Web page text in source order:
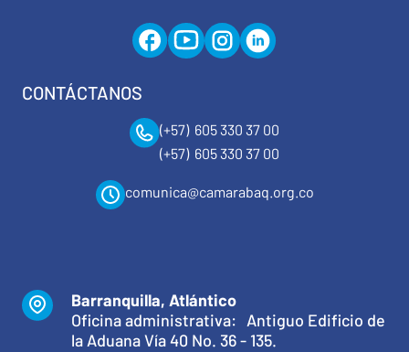
CONTÁCTANOS
(+57) 605 330 37 00
(+57) 605 330 37 00
comunica@camarabaq.org.co
Barranquilla, Atlántico
Oficina administrativa: Antiguo Edificio de
la Aduana Vía 40 No. 36 - 135.